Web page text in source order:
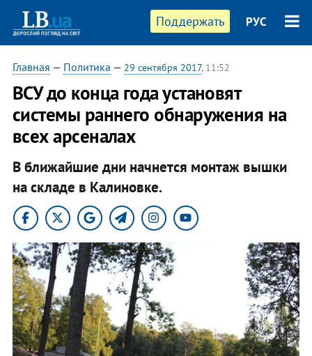
Поддержать РУС
Главная — Политика — 29 сентября 2017, 11:52
ВСУ до конца года установят
системы раннего обнаружения на
всех арсеналах
В ближайшие дни начнется монтаж вышки
на складе в Калиновке.